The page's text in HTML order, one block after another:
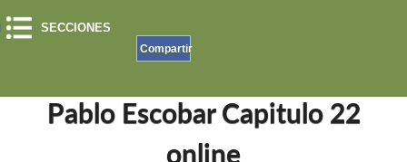
SECCIONES
Compartir
EL PATRON DEL MAL»PABLO ESCOBAR CAPITULO 22 ONLINE
Pablo Escobar Capitulo 22
online